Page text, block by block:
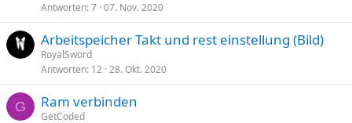
Antworten 7 07. Nov. 2020
Arbeitspeicher Takt und rest einstellung (Bild)
RoyalSword
Antworten 12 28. Okt. 2020
G Ram verbinden
GetCoded